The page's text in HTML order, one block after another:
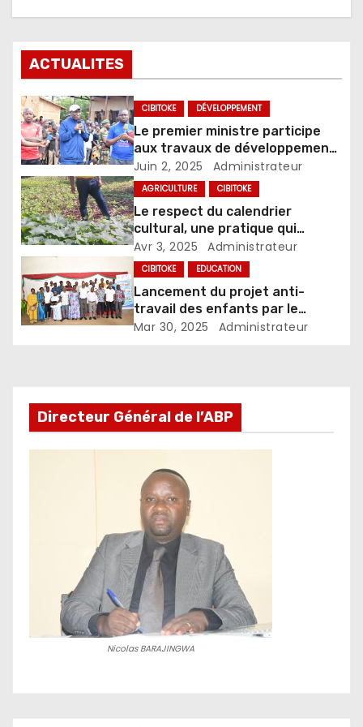
ACTUALITES
CIBITOKE DÉVELOPPEMENT
Le premier ministre participe
aux travaux de développement
communautaire à Rugombo
Juin 2, 2025 Administrateur
AGRICULTURE CIBITOKE
Le respect du calendrier
cultural, une pratique qui
favorise le rendement agricole
Avr 3, 2025 Administrateur
CIBITOKE EDUCATION
Lancement du projet anti-
travail des enfants par le
Syndicat STEB, en commune
Mar 30, 2025 Administrateur
Directeur Général de l’ABP
Nicolas BARAJINGWA